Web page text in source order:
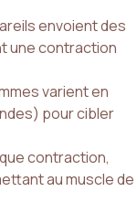
envoient des
une contraction
varient en
pour cibler
contraction,
au muscle de